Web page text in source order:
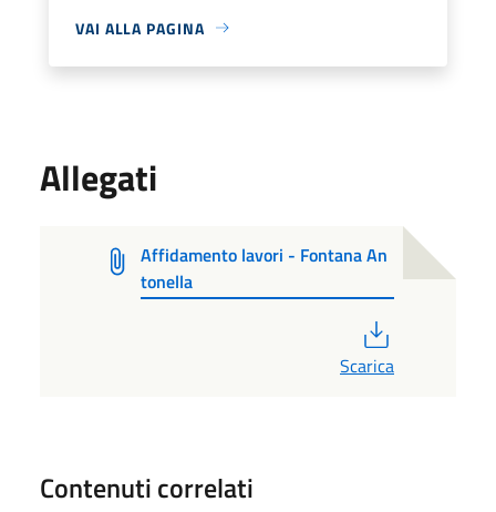
VAI ALLA PAGINA
Allegati
Affidamento lavori - Fontana An
tonella
Scarica
Contenuti correlati